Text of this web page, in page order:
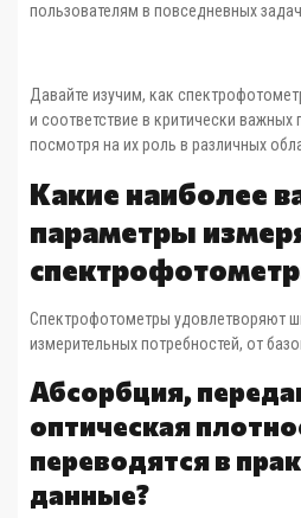
пользователям в повседневных
Давайте изучим, как
и соответствие в критически
посмотря на их роль в различных
Какие наиболее
параметры
Спектрофотометры удовлетворяют
измерительных потребностей, от
Абсорбция,
оптическая
переводятся в
данные?